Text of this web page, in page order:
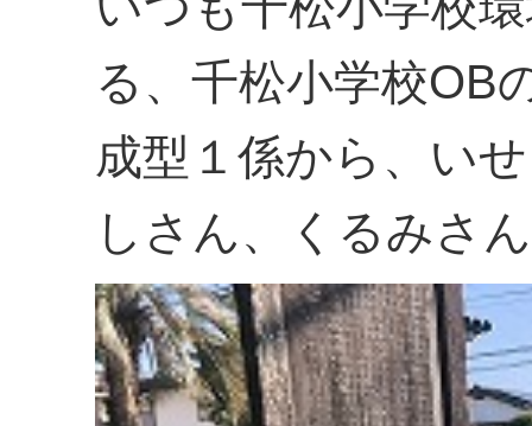
る、千松小学校OB
成型１係から、い
しさん、くるみさ